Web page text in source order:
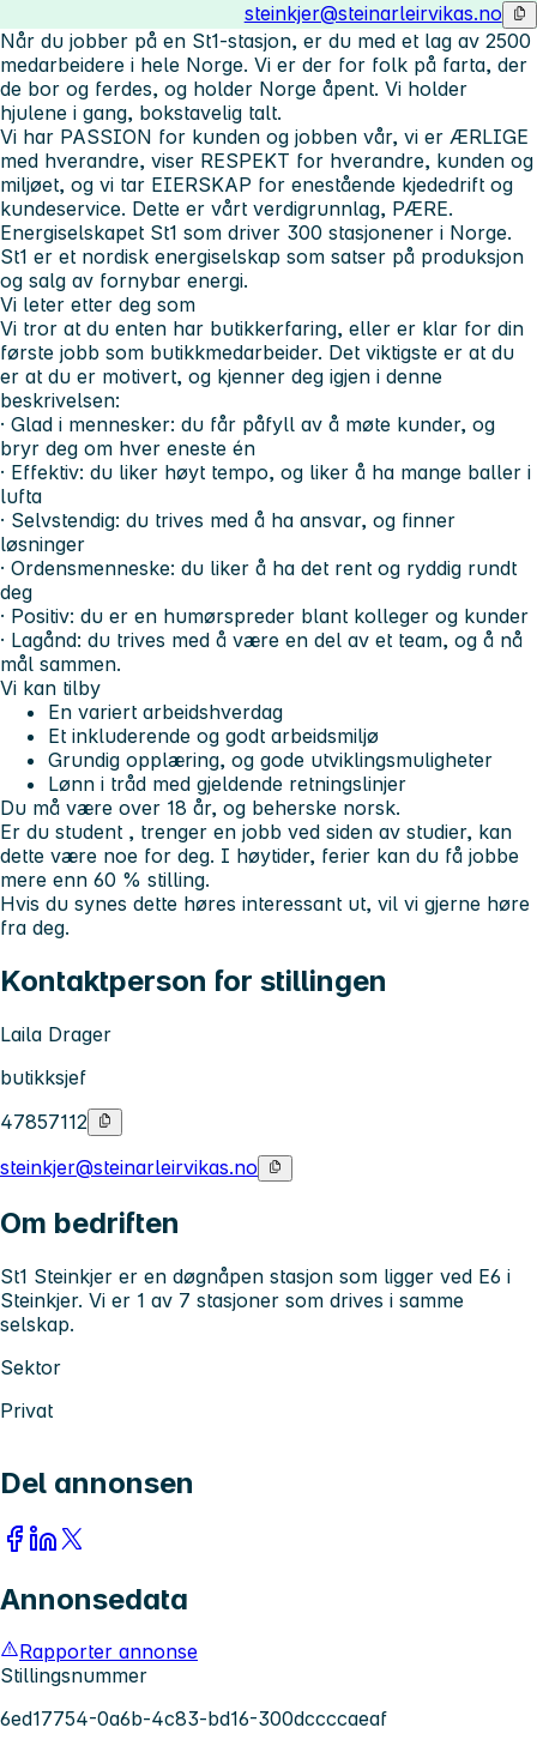
steinkjer@steinarleirvikas.no
Når du jobber på en St1-stasjon, er du med et lag av 2500
medarbeidere i hele Norge. Vi er der for folk på farta, der
de bor og ferdes, og holder Norge åpent. Vi holder
hjulene i gang, bokstavelig talt.
Vi har PASSION for kunden og jobben vår, vi er ÆRLIGE
med hverandre, viser RESPEKT for hverandre, kunden og
miljøet, og vi tar EIERSKAP for enestående kjededrift og
kundeservice. Dette er vårt verdigrunnlag, PÆRE.
Energiselskapet St1 som driver 300 stasjonener i Norge.
St1 er et nordisk energiselskap som satser på produksjon
og salg av fornybar energi.
Vi leter etter deg som
Vi tror at du enten har butikkerfaring, eller er klar for din
første jobb som butikkmedarbeider. Det viktigste er at du
er at du er motivert, og kjenner deg igjen i denne
beskrivelsen:
· Glad i mennesker: du får påfyll av å møte kunder, og
bryr deg om hver eneste én
· Effektiv: du liker høyt tempo, og liker å ha mange baller i
lufta
· Selvstendig: du trives med å ha ansvar, og finner
løsninger
· Ordensmenneske: du liker å ha det rent og ryddig rundt
deg
· Positiv: du er en humørspreder blant kolleger og kunder
· Lagånd: du trives med å være en del av et team, og å nå
mål sammen.
Vi kan tilby
En variert arbeidshverdag
Et inkluderende og godt arbeidsmiljø
Grundig opplæring, og gode utviklingsmuligheter
Lønn i tråd med gjeldende retningslinjer
Du må være over 18 år, og beherske norsk.
Er du student , trenger en jobb ved siden av studier, kan
dette være noe for deg. I høytider, ferier kan du få jobbe
mere enn 60 % stilling.
Hvis du synes dette høres interessant ut, vil vi gjerne høre
fra deg.
Kontaktperson for stillingen
Laila Drager
butikksjef
47857112
steinkjer@steinarleirvikas.no
Om bedriften
St1 Steinkjer er en døgnåpen stasjon som ligger ved E6 i
Steinkjer. Vi er 1 av 7 stasjoner som drives i samme
selskap.
Sektor
Privat
Del annonsen
Annonsedata
Rapporter annonse
Stillingsnummer
6ed17754-0a6b-4c83-bd16-300dccccaeaf